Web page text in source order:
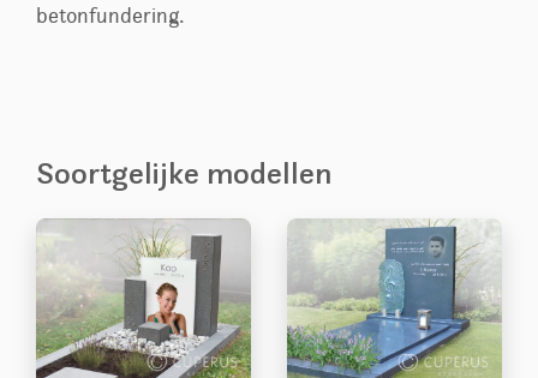
betonfundering.
Soortgelijke modellen